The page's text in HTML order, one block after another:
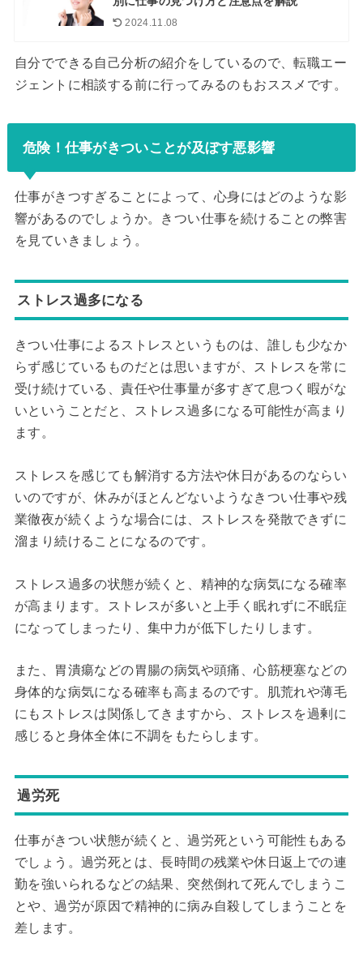
2024.11.08
自分でできる自己分析の紹介をしているので、転職エー
ジェントに相談する前に行ってみるのもおススメです。
危険！仕事がきついことが及ぼす悪影響
仕事がきつすぎることによって、心身にはどのような影
響があるのでしょうか。きつい仕事を続けることの弊害
を見ていきましょう。
ストレス過多になる
きつい仕事によるストレスというものは、誰しも少なか
らず感じているものだとは思いますが、ストレスを常に
受け続けている、責任や仕事量が多すぎて息つく暇がな
いということだと、ストレス過多になる可能性が高まり
ます。
ストレスを感じても解消する方法や休日があるのならい
いのですが、休みがほとんどないようなきつい仕事や残
業徹夜が続くような場合には、ストレスを発散できずに
溜まり続けることになるのです。
ストレス過多の状態が続くと、精神的な病気になる確率
が高まります。ストレスが多いと上手く眠れずに不眠症
になってしまったり、集中力が低下したりします。
また、胃潰瘍などの胃腸の病気や頭痛、心筋梗塞などの
身体的な病気になる確率も高まるのです。肌荒れや薄毛
にもストレスは関係してきますから、ストレスを過剰に
感じると身体全体に不調をもたらします。
過労死
仕事がきつい状態が続くと、過労死という可能性もある
でしょう。過労死とは、長時間の残業や休日返上での連
勤を強いられるなどの結果、突然倒れて死んでしまうこ
とや、過労が原因で精神的に病み自殺してしまうことを
差します。